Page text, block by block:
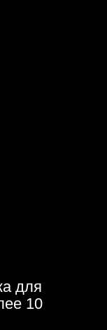
для
10